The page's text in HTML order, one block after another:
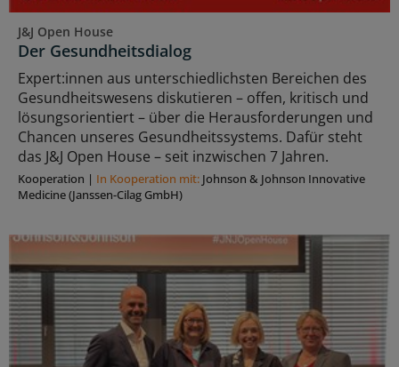
J&J Open House
Der Gesundheitsdialog
Expert:innen aus unterschiedlichsten Bereichen des
Gesundheitswesens diskutieren – offen, kritisch und
lösungsorientiert – über die Herausforderungen und
Chancen unseres Gesundheitssystems. Dafür steht
das J&J Open House – seit inzwischen 7 Jahren.
Kooperation | In Kooperation mit: Johnson & Johnson Innovative
Medicine (Janssen-Cilag GmbH)